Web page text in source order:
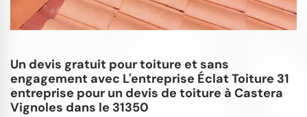
Un devis gratuit pour toiture et sans
engagement avec L'entreprise Éclat Toiture 31
entreprise pour un devis de toiture à Castera
Vignoles dans le 31350